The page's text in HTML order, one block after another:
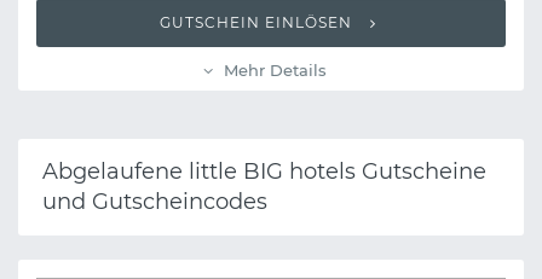
GUTSCHEIN EINLÖSEN
Mehr Details
Abgelaufene little BIG hotels Gutscheine
und Gutscheincodes